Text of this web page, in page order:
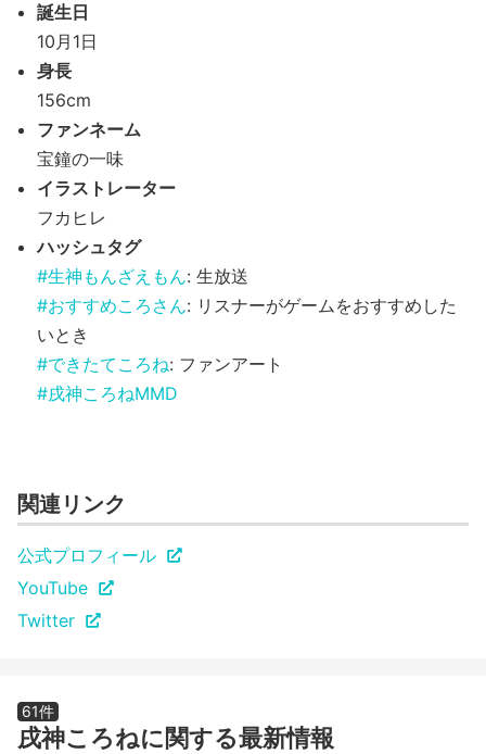
誕生日
10月1日
身長
156cm
ファンネーム
宝鐘の一味
イラストレーター
フカヒレ
ハッシュタグ
#生神もんざえもん: 生放送
#おすすめころさん: リスナーがゲームをおすすめした
いとき
#できたてころね: ファンアート
#戌神ころねMMD
関連リンク
公式プロフィール
YouTube
Twitter
61件
戌神ころねに関する最新情報